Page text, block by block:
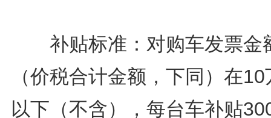
补贴标准：对购车发票金
（价税合计金额，下同）在
以下（不含），每台车补贴